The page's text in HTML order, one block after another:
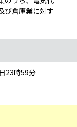
び倉庫業に対す
23時59分